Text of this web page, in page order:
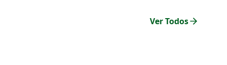
Ver Todos